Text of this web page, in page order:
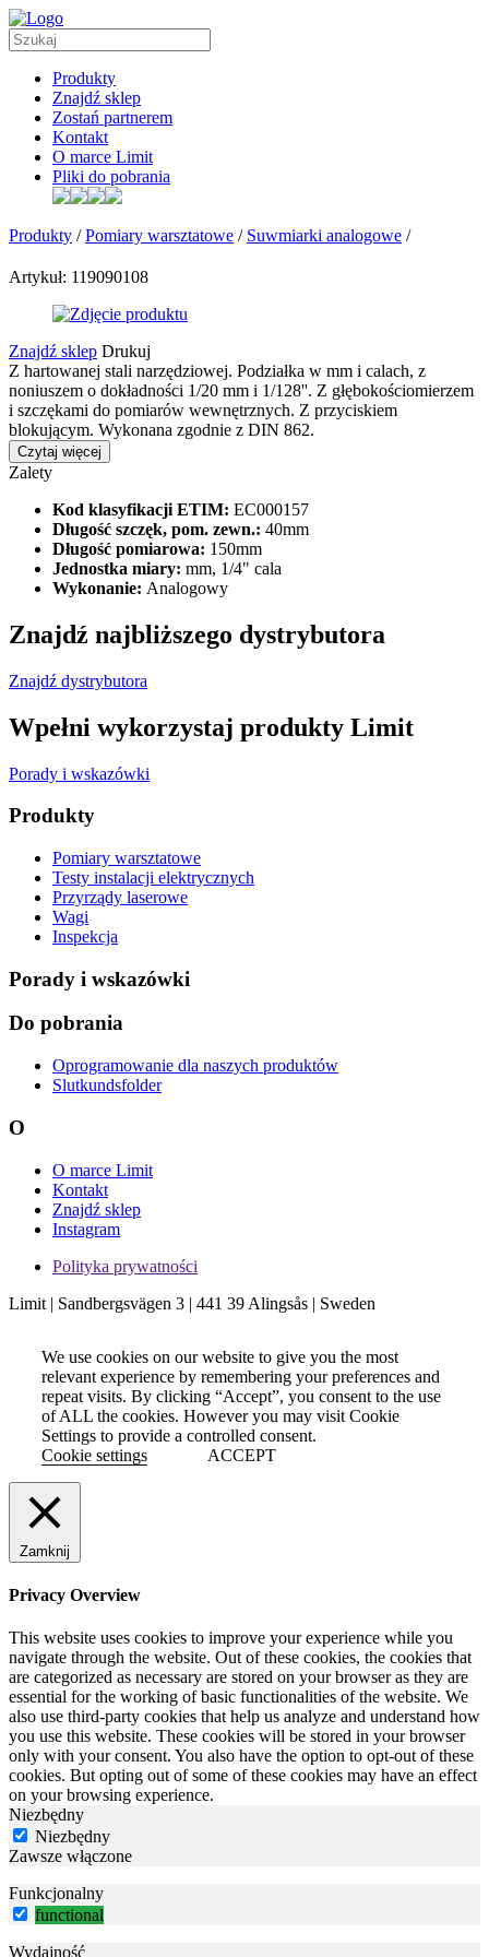
Produkty
Znajdź sklep
Zostań partnerem
Kontakt
O marce Limit
Pliki do pobrania
Produkty /Pomiary warsztatowe / Suwmiarki analogowe /
Artykuł: 119090108
Znajdź sklep Drukuj
Z hartowanej stali narzędziowej. Podziałka w mm i calach, z
noniuszem o dokładności 1/20 mm i 1/128''. Z głębokościomierzem
i szczękami do pomiarów wewnętrznych. Z przyciskiem
blokującym. Wykonana zgodnie z DIN 862.
Czytaj więcej
Zalety
Kod klasyfikacji ETIM: EC000157
Długość szczęk, pom. zewn.: 40mm
Długość pomiarowa: 150mm
Jednostka miary: mm, 1/4" cala
Wykonanie: Analogowy
Znajdź najbliższego dystrybutora
Znajdź dystrybutora
Wpełni wykorzystaj produkty Limit
Porady i wskazówki
Produkty
Pomiary warsztatowe
Testy instalacji elektrycznych
Przyrządy laserowe
Wagi
Inspekcja
Porady i wskazówki
Do pobrania
Oprogramowanie dla naszych produktów
Slutkundsfolder
O
O marce Limit
Kontakt
Znajdź sklep
Instagram
Polityka prywatności
Limit | Sandbergsvägen 3 | 441 39 Alingsås | Sweden
We use cookies on our website to give you the most
relevant experience by remembering your preferences and
repeat visits. By clicking “Accept”, you consent to the use
of ALL the cookies. However you may visit Cookie
Settings to provide a controlled consent.
Cookie settings
ACCEPT
Zamknij
Privacy Overview
This website uses cookies to improve your experience while you
navigate through the website. Out of these cookies, the cookies that
are categorized as necessary are stored on your browser as they are
essential for the working of basic functionalities of the website. We
also use third-party cookies that help us analyze and understand how
you use this website. These cookies will be stored in your browser
only with your consent. You also have the option to opt-out of these
cookies. But opting out of some of these cookies may have an effect
on your browsing experience.
Niezbędny
Niezbędny
Zawsze włączone
Funkcjonalny
functional
Wydajność